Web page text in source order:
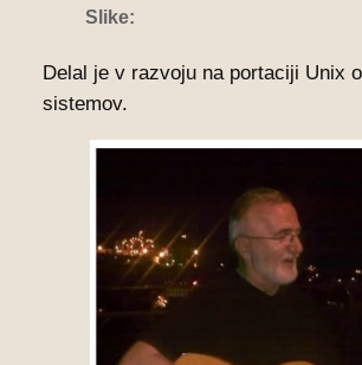
Slike:
Delal je v razvoju na portaciji Unix
sistemov.